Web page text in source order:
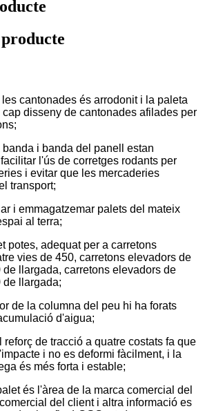
cantonades és arrodonit i la paleta
disseny de cantonades afilades per
banda i banda del panell estan
l'ús de corretges rodants per
i evitar que les mercaderies
transport;
i emmagatzemar palets del mateix
al terra;
potes, adequat per a carretons
vies de 450, carretons elevadors de
llargada, carretons elevadors de
de llargada;
de la columna del peu hi ha forats
d'aigua;
reforç de tracció a quatre costats fa que
i no es deformi fàcilment, i la
és més forta i estable;
és l'àrea de la marca comercial del
del client i altra informació es